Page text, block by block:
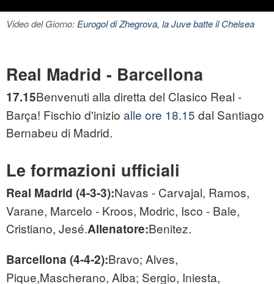
Video del Giorno:Eurogol di Zhegrova, la Juve batte il Chelsea
Real Madrid - Barcellona
17.15Benvenuti alla diretta del Clasico Real -
Barça! Fischio d'inizio alle ore 18.15 dal Santiago
Bernabeu di Madrid.
Le formazioni ufficiali
Real Madrid (4-3-3):Navas - Carvajal, Ramos,
Varane, Marcelo - Kroos, Modric, Isco - Bale,
Cristiano, Jesé.Allenatore:Benitez.
Barcellona (4-4-2):Bravo; Alves,
Pique,Mascherano, Alba; Sergio, Iniesta,